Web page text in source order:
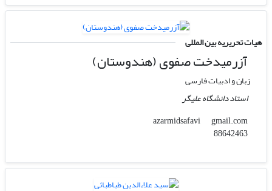
هیات تحریریه بین المللی
آزرمیدخت صفوی (هندوستان)
زبان و ادبیات فارسی
استاد دانشگاه علیگر
azarmidsafavi
gmail.com
88642463